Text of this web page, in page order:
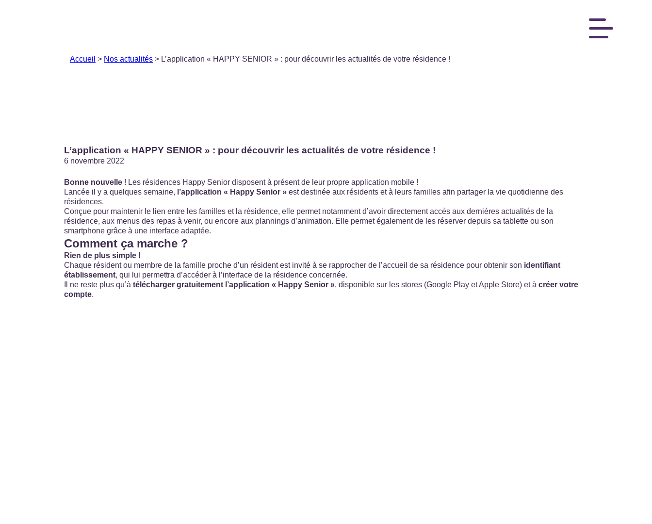
Accueil > Nos actualités > L’application « HAPPY SENIOR » : pour découvrir les actualités de votre résidence !
L’application « HAPPY SENIOR » : pour découvrir les actualités de votre résidence !
6 novembre 2022
Bonne nouvelle ! Les résidences Happy Senior disposent à présent de leur propre application mobile !
Lancée il y a quelques semaine, l’application « Happy Senior » est destinée aux résidents et à leurs familles afin partager la vie quotidienne des
résidences.
Conçue pour maintenir le lien entre les familles et la résidence, elle permet notamment d’avoir directement accès aux dernières actualités de la
résidence, aux menus des repas à venir, ou encore aux plannings d’animation. Elle permet également de les réserver depuis sa tablette ou son
smartphone grâce à une interface adaptée.
Comment ça marche ?
Rien de plus simple !
Chaque résident ou membre de la famille proche d’un résident est invité à se rapprocher de l’accueil de sa résidence pour obtenir son identifiant
établissement, qui lui permettra d’accéder à l’interface de la résidence concernée.
Il ne reste plus qu’à télécharger gratuitement l’application « Happy Senior », disponible sur les stores (Google Play et Apple Store) et à créer votre
compte.